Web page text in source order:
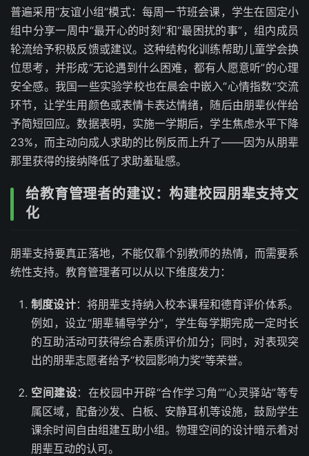
普遍采用“友谊小组”模式：每周一节班会课，学生在固定小
组中分享一周中“最开心的时刻”和“最困扰的事”，组内成员
轮流给予积极反馈或建议。这种结构化训练帮助儿童学会换
位思考，并形成“无论遇到什么困难，都有人愿意听”的心理
安全感。我国一些实验学校也在晨会中嵌入“心情指数”交流
环节，让学生用颜色或表情卡表达情绪，随后由朋辈伙伴给
予简短回应。数据表明，实施一学期后，学生焦虑水平下降
23%，而主动向成人求助的比例反而上升了——因为从朋辈
那里获得的接纳降低了求助羞耻感。
给教育管理者的建议：构建校园朋辈支持文
化
朋辈支持要真正落地，不能仅靠个别教师的热情，而需要系
统性支持。教育管理者可以从以下维度发力：
制度设计：将朋辈支持纳入校本课程和德育评价体系。
例如，设立“朋辈辅导学分”，学生每学期完成一定时长
的互助活动可获得综合素质评价加分；同时，对表现突
出的朋辈志愿者给予“校园影响力奖”等荣誉。
空间建设：在校园中开辟“合作学习角”“心灵驿站”等专
属区域，配备沙发、白板、安静耳机等设施，鼓励学生
课余时间自由组建互助小组。物理空间的设计暗示着对
朋辈互动的认可。